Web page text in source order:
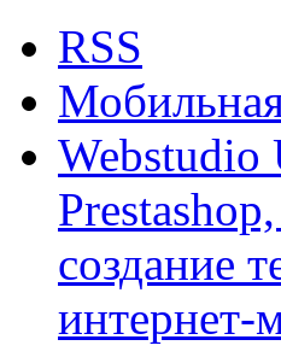
RSS
Webstudio
создание
интернет-